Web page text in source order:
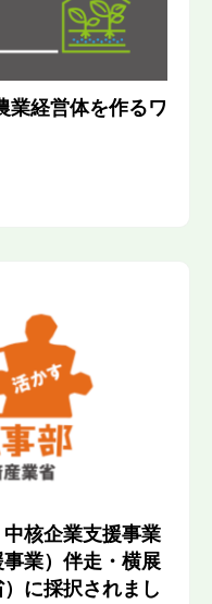
業経営体を作るワ
核企業支援事業
業）伴走・横展
に採択されまし